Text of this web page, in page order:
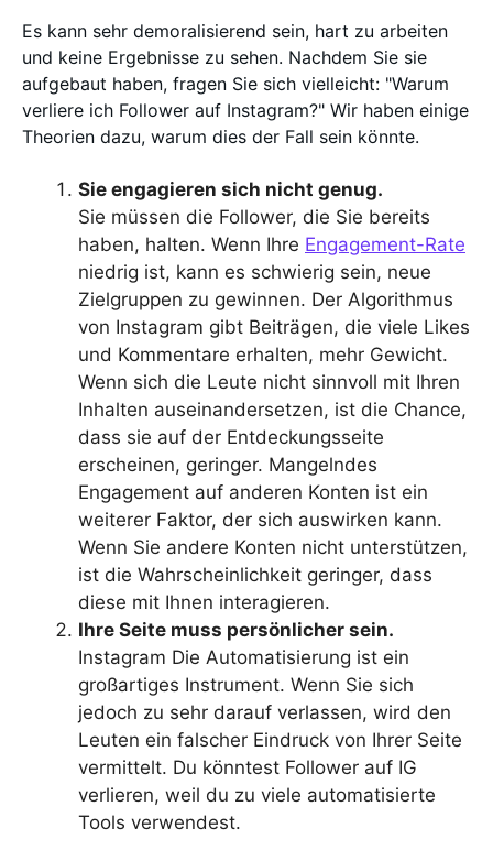
Es kann sehr demoralisierend sein, hart zu arbeiten
und keine Ergebnisse zu sehen. Nachdem Sie sie
aufgebaut haben, fragen Sie sich vielleicht: "Warum
verliere ich Follower auf Instagram?" Wir haben einige
Theorien dazu, warum dies der Fall sein könnte.
Sie engagieren sich nicht genug.
Sie müssen die Follower, die Sie bereits
haben, halten. Wenn Ihre Engagement-Rate
niedrig ist, kann es schwierig sein, neue
Zielgruppen zu gewinnen. Der Algorithmus
von Instagram gibt Beiträgen, die viele Likes
und Kommentare erhalten, mehr Gewicht.
Wenn sich die Leute nicht sinnvoll mit Ihren
Inhalten auseinandersetzen, ist die Chance,
dass sie auf der Entdeckungsseite
erscheinen, geringer. Mangelndes
Engagement auf anderen Konten ist ein
weiterer Faktor, der sich auswirken kann.
Wenn Sie andere Konten nicht unterstützen,
ist die Wahrscheinlichkeit geringer, dass
diese mit Ihnen interagieren.
Ihre Seite muss persönlicher sein.
Instagram Die Automatisierung ist ein
großartiges Instrument. Wenn Sie sich
jedoch zu sehr darauf verlassen, wird den
Leuten ein falscher Eindruck von Ihrer Seite
vermittelt. Du könntest Follower auf IG
verlieren, weil du zu viele automatisierte
Tools verwendest.